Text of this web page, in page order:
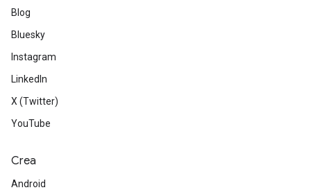
Blog
Bluesky
Instagram
LinkedIn
X (Twitter)
YouTube
Crea
Android